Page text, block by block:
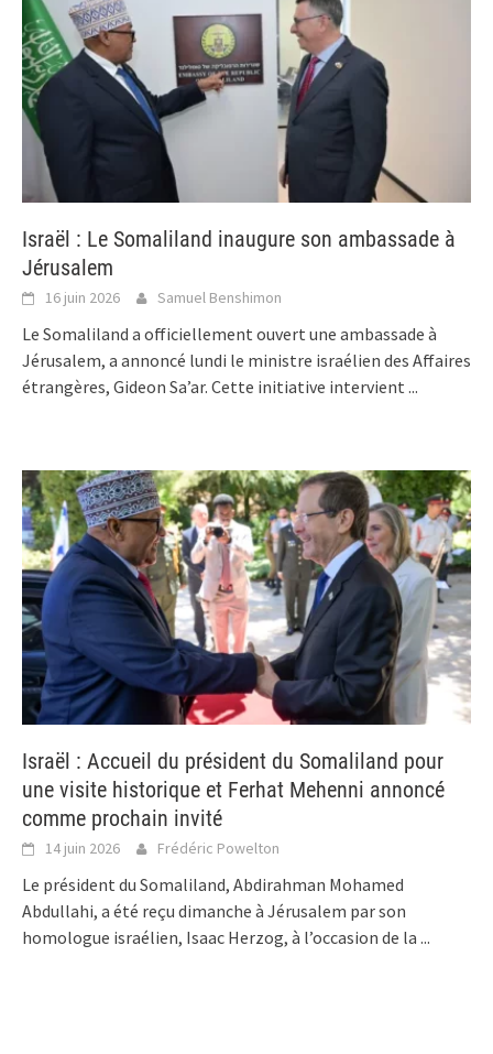
Israël : Le Somaliland inaugure son ambassade à
Jérusalem
16 juin 2026 Samuel Benshimon
Le Somaliland a officiellement ouvert une ambassade à
Jérusalem, a annoncé lundi le ministre israélien des Affaires
étrangères, Gideon Sa’ar. Cette initiative intervient ...
Israël : Accueil du président du Somaliland pour
une visite historique et Ferhat Mehenni annoncé
comme prochain invité
14 juin 2026 Frédéric Powelton
Le président du Somaliland, Abdirahman Mohamed
Abdullahi, a été reçu dimanche à Jérusalem par son
homologue israélien, Isaac Herzog, à l’occasion de la ...